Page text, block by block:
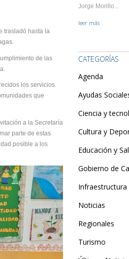
trasladó hasta la
de las
los servicios
que
a la Secretaría
parte de estas
posible a los
Jorge Morillo...
leer más
CATEGORÍAS
Agenda
Ayudas
Ciencia y
Cultura y
Educación y
Gobierno de
Infraestructura
Noticias
Regionales
Turismo